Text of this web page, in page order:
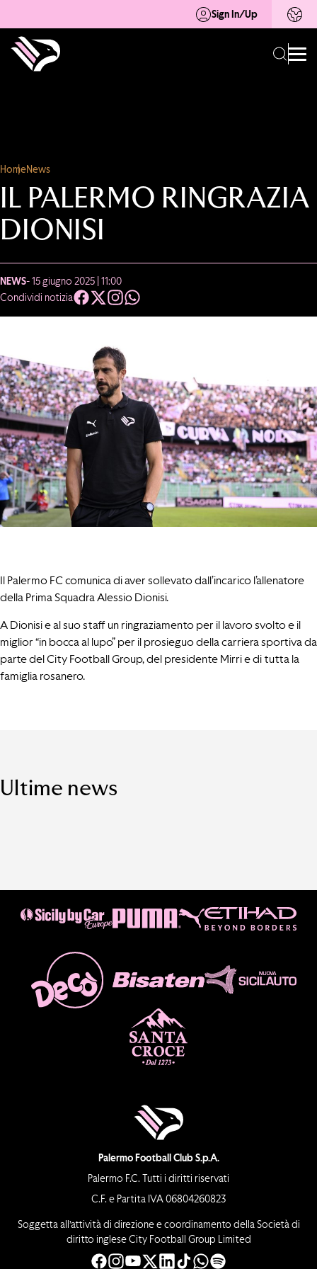
Sign In/Up
HomeNews
IL PALERMO RINGRAZIA
DIONISI
NEWS- 15 giugno 2025 | 11:00
Condividi notizia
Il Palermo FC comunica di aver sollevato dall’incarico l’allenatore
della Prima Squadra Alessio Dionisi.
A Dionisi e al suo staff un ringraziamento per il lavoro svolto e il
miglior “in bocca al lupo” per il prosieguo della carriera sportiva da
parte del City Football Group, del presidente Mirri e di tutta la
famiglia rosanero.
Ultime news
Palermo Football Club S.p.A.
Palermo F.C. Tutti i diritti riservati
C.F. e Partita IVA 06804260823
Soggetta all’attività di direzione e coordinamento della Società di
diritto inglese City Football Group Limited